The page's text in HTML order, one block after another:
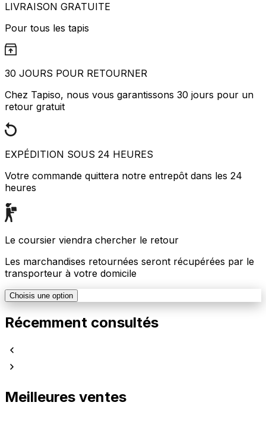
LIVRAISON GRATUITE
Pour tous les tapis
30 JOURS POUR RETOURNER
Chez Tapiso, nous vous garantissons 30 jours pour un
retour gratuit
EXPÉDITION SOUS 24 HEURES
Votre commande quittera notre entrepôt dans les 24
heures
Le coursier viendra chercher le retour
Les marchandises retournées seront récupérées par le
transporteur à votre domicile
Choisis une option
Récemment consultés
Meilleures ventes